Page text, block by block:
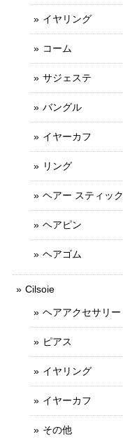
イヤリング
コーム
サジェステ
バングル
イヤーカフ
リング
ヘアー スティック
ヘアピン
ヘアゴム
Cilsoie
ヘアアクセサリー
ピアス
イヤリング
イヤーカフ
その他